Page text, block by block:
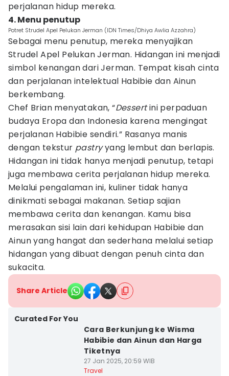
perjalanan hidup mereka.
4. Menu penutup
Potret Strudel Apel Pelukan Jerman (IDN Times/Dhiya Awlia Azzahra)
Sebagai menu penutup, mereka menyajikan
Strudel Apel Pelukan Jerman. Hidangan ini menjadi
simbol kenangan dari Jerman. Tempat kisah cinta
dan perjalanan intelektual Habibie dan Ainun
berkembang.
Chef Brian menyatakan, “Dessertini perpaduan
budaya Eropa dan Indonesia karena mengingat
perjalanan Habibie sendiri.” Rasanya manis
dengan tekstur pastryyang lembut dan berlapis.
Hidangan ini tidak hanya menjadi penutup, tetapi
juga membawa cerita perjalanan hidup mereka.
Melalui pengalaman ini, kuliner tidak hanya
dinikmati sebagai makanan. Setiap sajian
membawa cerita dan kenangan. Kamu bisa
merasakan sisi lain dari kehidupan Habibie dan
Ainun yang hangat dan sederhana melalui setiap
hidangan yang dibuat dengan penuh cinta dan
sukacita.
Share Article
Curated For You
Cara Berkunjung ke Wisma
Habibie dan Ainun dan Harga
Tiketnya
27 Jan 2025, 20:59 WIB
Travel